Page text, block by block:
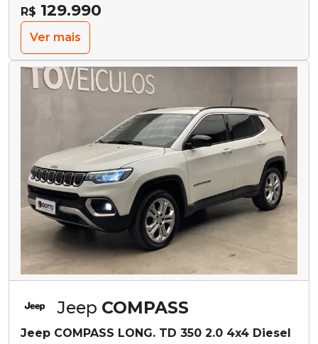
R$ 129.990
Ver mais
Jeep COMPASS
Jeep COMPASS LONG. TD 350 2.0 4x4 Diesel